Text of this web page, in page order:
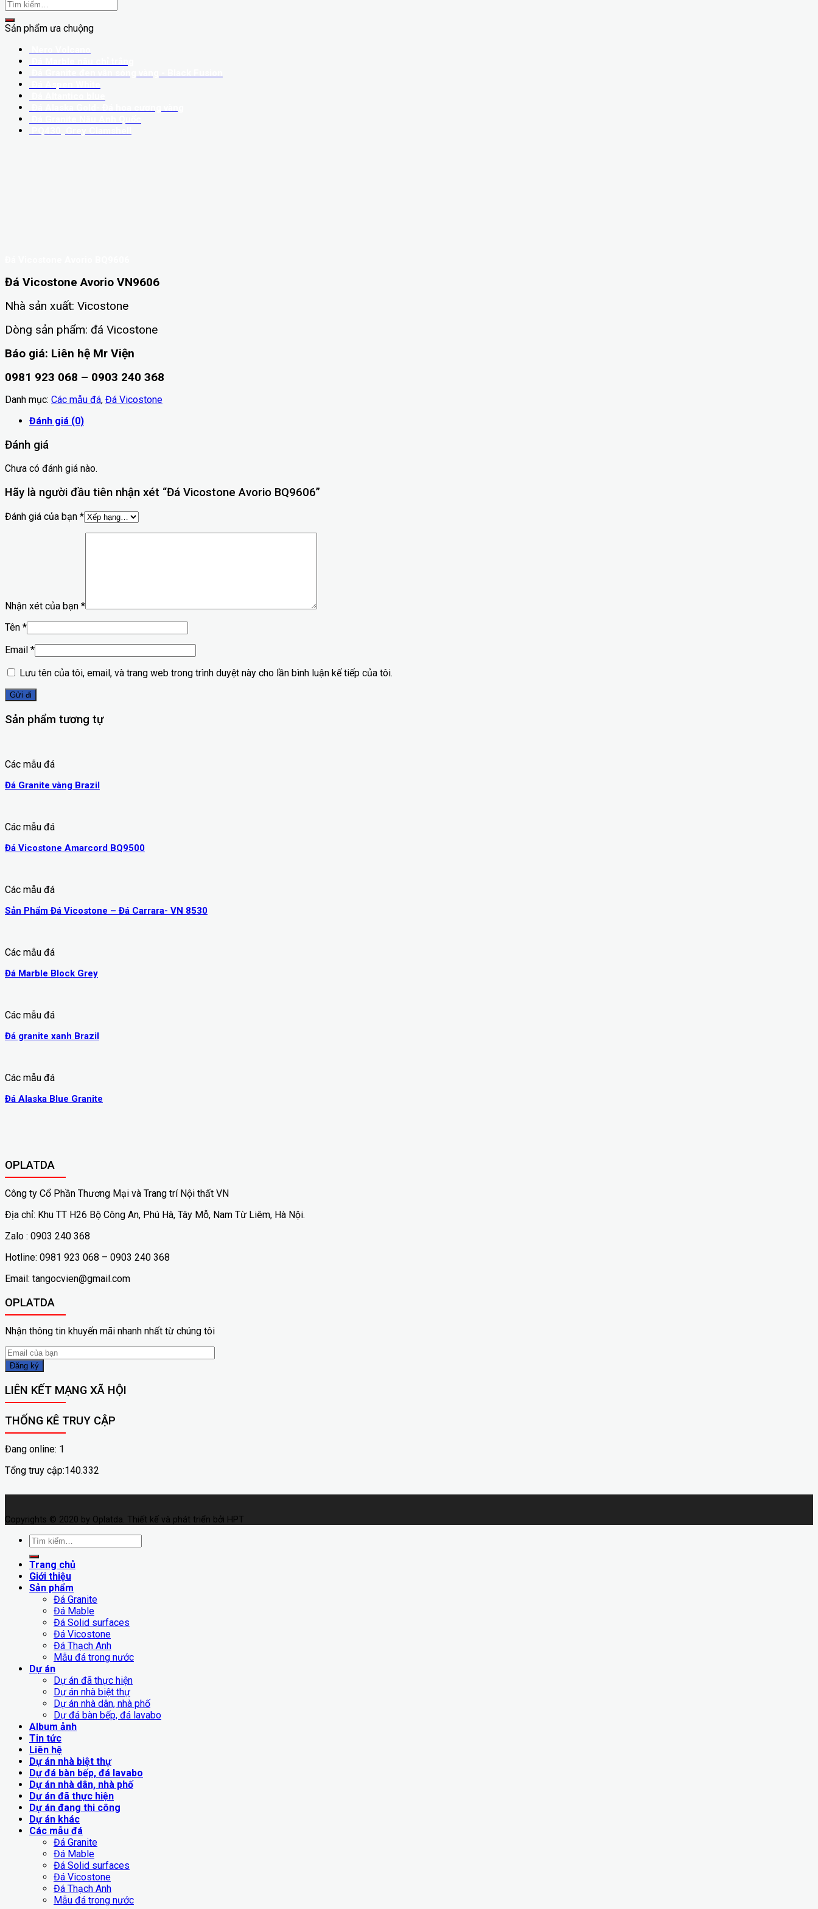
Tìm
kiếm:
Sản phẩm ưa chuộng
Đá Vicostone Avorio VN9606
Nhà sản xuất: Vicostone
Dòng sản phẩm: đá Vicostone
Báo giá: Liên hệ Mr Viện
0981 923 068 – 0903 240 368
Danh mục: Các mẫu đá, Đá Vicostone
Đánh giá (0)
Đánh giá
Chưa có đánh giá nào.
Hãy là người đầu tiên nhận xét “Đá Vicostone Avorio BQ9606”
Đánh giá của bạn *
Nhận xét của bạn *
Tên *
Email *
Lưu tên của tôi, email, và trang web trong trình duyệt này cho lần bình luận kế tiếp của tôi.
Sản phẩm tương tự
Các mẫu đá
Đá Granite vàng Brazil
Các mẫu đá
Đá Vicostone Amarcord BQ9500
Các mẫu đá
Sản Phẩm Đá Vicostone – Đá Carrara- VN 8530
Các mẫu đá
Đá Marble Block Grey
Các mẫu đá
Đá granite xanh Brazil
Các mẫu đá
Đá Alaska Blue Granite
OPLATDA
Công ty Cổ Phần Thương Mại và Trang trí Nội thất VN
Địa chỉ: Khu TT H26 Bộ Công An, Phú Hà, Tây Mỗ, Nam Từ Liêm, Hà Nội.
Zalo : 0903 240 368
Hotline: 0981 923 068 – 0903 240 368
Email: tangocvien@gmail.com
OPLATDA
Nhận thông tin khuyến mãi nhanh nhất từ chúng tôi
LIÊN KẾT MẠNG XÃ HỘI
THỐNG KÊ TRUY CẬP
Đang online: 1
Tổng truy cập:140.332
Copyrights © 2020 by Oplatda. Thiết kế và phát triển bởi HPT
Tìm
Trang chủ
Giới thiệu
Sản phẩm
Đá Granite
Đá Mable
Đá Solid surfaces
Đá Vicostone
Đá Thạch Anh
Mẫu đá trong nước
Dự án
Dự án đã thực hiện
Dự án nhà biệt thự
Dự án nhà dân, nhà phố
Dự đá bàn bếp, đá lavabo
Album ảnh
Tin tức
Liên hệ
Dự án nhà biệt thự
Dự đá bàn bếp, đá lavabo
Dự án nhà dân, nhà phố
Dự án đã thực hiện
Dự án đang thi công
Dự án khác
Các mẫu đá
Đá Granite
Đá Mable
Đá Solid surfaces
Đá Vicostone
Đá Thạch Anh
Mẫu đá trong nước